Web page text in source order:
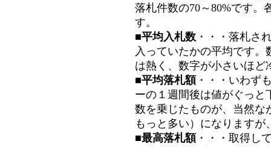
落札件数の70～80%です。
す。
■平均入札数 ・・・落札さ
入っていたかの平均です
は熱く、数字が小さいほど
■平均落札額 ・・・いわず
ーの１週間後は値がぐっと
数を乗じたものが、当然な
もっと多い）になります
■最高落札額 ・・・取得し